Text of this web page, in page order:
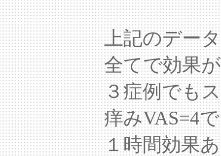
上記のデー
全てで効果
３症例でも
痒みVAS=4
１時間効果